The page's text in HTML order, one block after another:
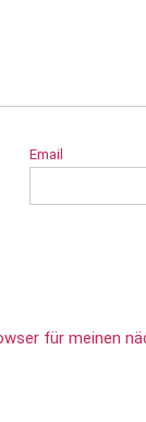
Email
für meinen